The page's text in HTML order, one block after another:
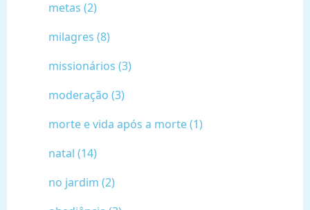
metas (2)
milagres (8)
missionários (3)
moderação (3)
morte e vida após a morte (1)
natal (14)
no jardim (2)